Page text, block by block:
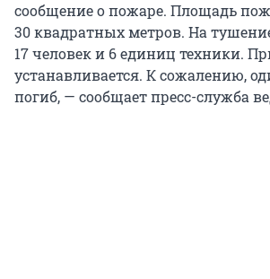
сообщение о пожаре. Площадь
30 квадратных метров. На
17 человек и 6 единиц техники.
устанавливается. К сожалению,
погиб, — сообщает пресс-служба